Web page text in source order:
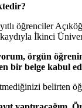
öğrenciler
İkinci
örgün
bir belge kabul
belirten